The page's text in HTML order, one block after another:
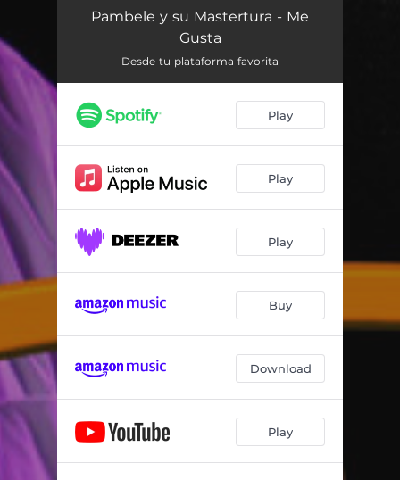
Me Gusta 04:19
Pambele y su Mastertura - Me
Gusta
Desde tu plataforma favorita
Play
Play
Play
Buy
Download
Play